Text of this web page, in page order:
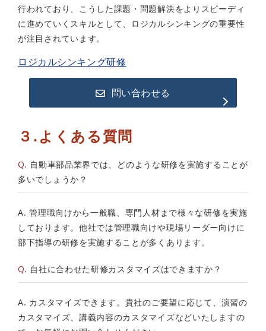
行われており、こうした課題・問題解決をよりスピーディ
に進めていくスキルとして、ロジカルシンキングの重要性
が注目されています。
ロジカルシンキング研修
問い合わせる
３.よくある質問
Q. 自動車部品業界では、どのような研修を実施することが
多いでしょうか？
A. 管理職向けから一般職、専門人材まで様々な研修を実施
しております。他社では管理職向けや現場リーダー向けに
部下指導の研修を実施することが多くあります。
Q. 自社に合わせた研修カスタマイズはできますか？
A. カスタマイズできます。貴社のご要望に応じて、演習の
カスタマイズ、講義内容のカスタマイズなどいたしますの